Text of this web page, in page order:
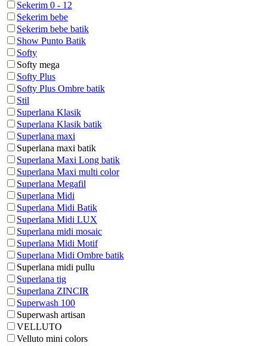
Sekerim 0 - 12
Sekerim bebe
Sekerim bebe batik
Show Punto Batik
Softy
Softy mega
Softy Plus
Softy Plus Ombre batik
Stil
Superlana Klasik
Superlana Klasik batik
Superlana maxi
Superlana maxi batik
Superlana Maxi Long batik
Superlana Maxi multi color
Superlana Megafil
Superlana Midi
Superlana Midi Batik
Superlana Midi LUX
Superlana midi mosaic
Superlana Midi Motif
Superlana Midi Ombre batik
Superlana midi pullu
Superlana tig
Superlana ZINCIR
Superwash 100
Superwash artisan
VELLUTO
Velluto mini colors